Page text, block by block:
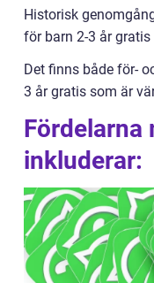
Historisk
för barn 2-3 år gratis
Det finns både för-
3 år gratis som är
Fördelarna
inkluderar: